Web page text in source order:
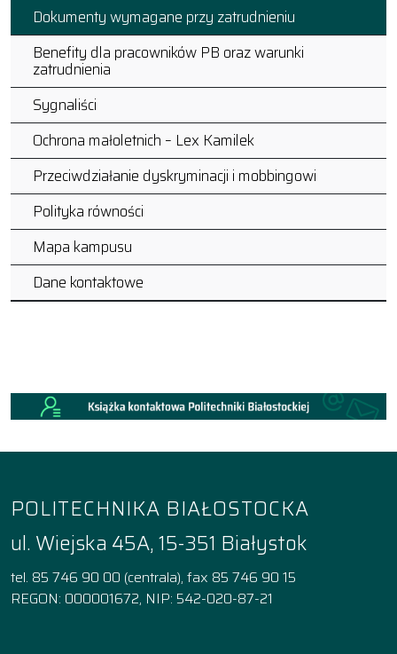
Dokumenty wymagane przy zatrudnieniu
Benefity dla pracowników PB oraz warunki
zatrudnienia
Sygnaliści
Ochrona małoletnich – Lex Kamilek
Przeciwdziałanie dyskryminacji i mobbingowi
Polityka równości
Mapa kampusu
Dane kontaktowe
POLITECHNIKA BIAŁOSTOCKA
ul. Wiejska 45A, 15-351 Białystok
tel. 85 746 90 00 (centrala), fax 85 746 90 15
REGON: 000001672, NIP: 542-020-87-21